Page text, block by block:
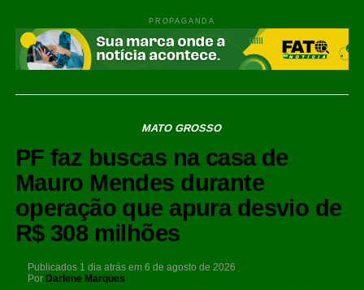
PROPAGANDA
MATO GROSSO
PF faz buscas na casa de
Mauro Mendes durante
operação que apura desvio de
R$ 308 milhões
Publicados 1 dia atrás em 6 de agosto de 2026
Por Darlene Marques